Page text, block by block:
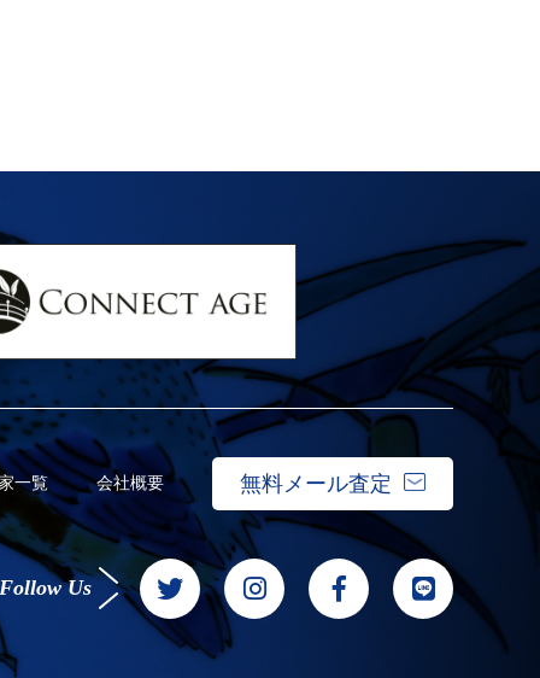
一覧 会社概要 無料メール査定
Follow Us